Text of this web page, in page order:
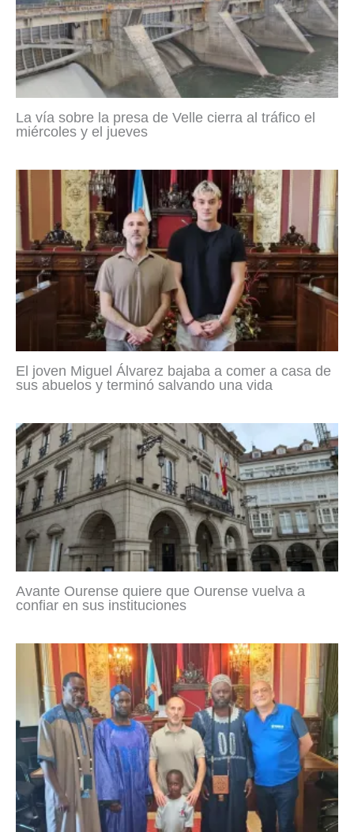
La vía sobre la presa de Velle cierra al tráfico el
miércoles y el jueves
El joven Miguel Álvarez bajaba a comer a casa de
sus abuelos y terminó salvando una vida
Avante Ourense quiere que Ourense vuelva a
confiar en sus instituciones